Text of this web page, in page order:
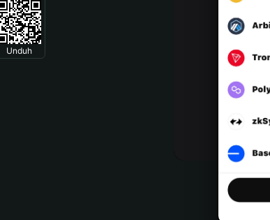
Unduh